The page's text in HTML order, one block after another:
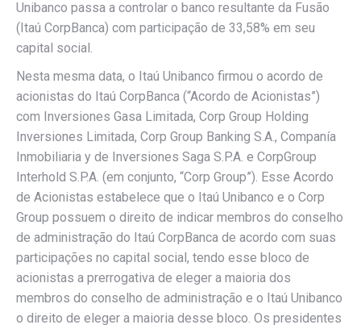
Unibanco passa a controlar o banco resultante da Fusão
(Itaú CorpBanca) com participação de 33,58% em seu
capital social.
Nesta mesma data, o Itaú Unibanco firmou o acordo de
acionistas do Itaú CorpBanca (“Acordo de Acionistas”)
com Inversiones Gasa Limitada, Corp Group Holding
Inversiones Limitada, Corp Group Banking S.A., Companía
Inmobiliaria y de Inversiones Saga S.P.A. e CorpGroup
Interhold S.P.A. (em conjunto, “Corp Group”). Esse Acordo
de Acionistas estabelece que o Itaú Unibanco e o Corp
Group possuem o direito de indicar membros do conselho
de administração do Itaú CorpBanca de acordo com suas
participações no capital social, tendo esse bloco de
acionistas a prerrogativa de eleger a maioria dos
membros do conselho de administração e o Itaú Unibanco
o direito de eleger a maioria desse bloco. Os presidentes